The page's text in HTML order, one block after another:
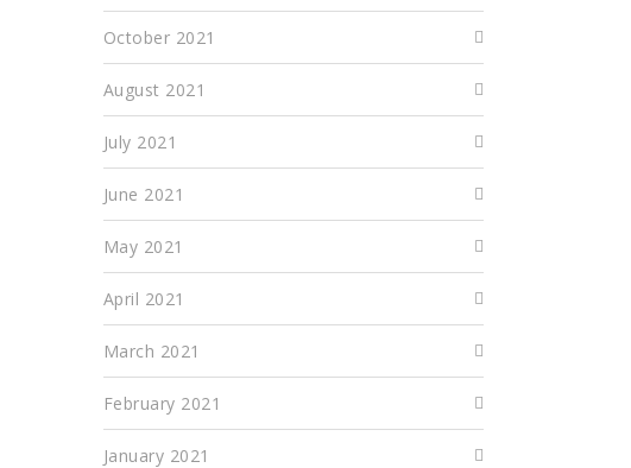
October 2021
August 2021
July 2021
June 2021
May 2021
April 2021
March 2021
February 2021
January 2021